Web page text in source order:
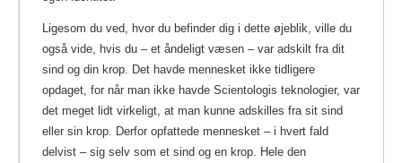
Ligesom du ved, hvor du befinder dig i dette øjeblik, ville du
også vide, hvis du – et åndeligt væsen – var adskilt fra dit
sind og din krop. Det havde mennesket ikke tidligere
opdaget, for når man ikke havde Scientologis teknologier, var
det meget lidt virkeligt, at man kunne adskilles fra sit sind
eller sin krop. Derfor opfattede mennesket – i hvert fald
delvist – sig selv som et sind og en krop. Hele den